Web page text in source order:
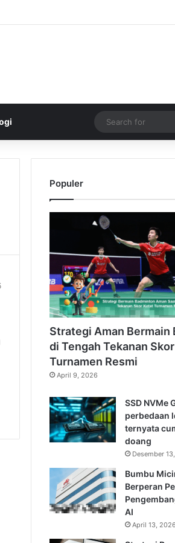
Populer
Strategi Aman Bermain
di Tengah Tekanan
Turnamen Resmi
April 9, 2026
SSD NVMe
perbedaan
ternyata
doang
Desember
Bumbu
Berperan
AI
April 13, 2026